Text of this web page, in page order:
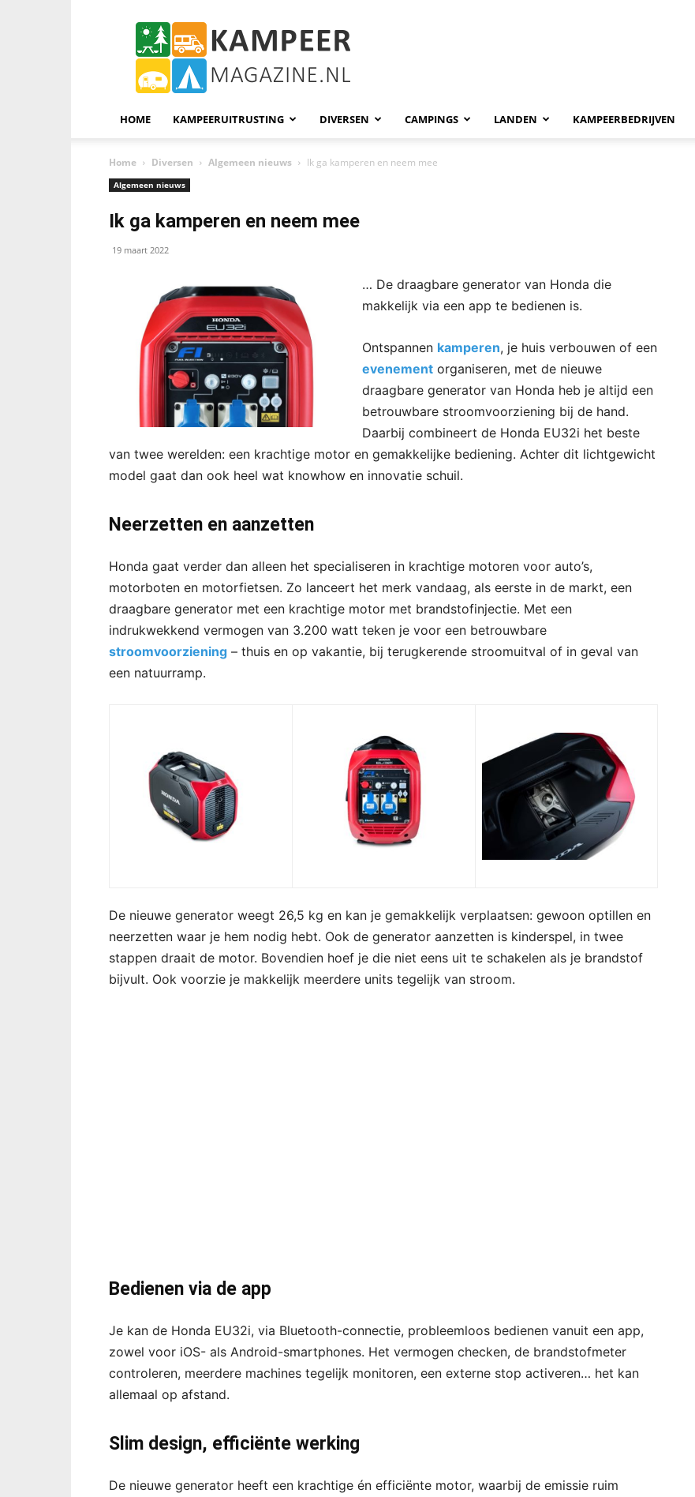
KampeerMagazine
HOME KAMPEERUITRUSTING DIVERSEN CAMPINGS LANDEN KAMPEERBEDRIJVEN
Home Diversen Algemeen nieuws Ik ga kamperen en neem mee
Algemeen nieuws
Ik ga kamperen en neem mee
19 maart 2022
… De draagbare generator van Honda die
makkelijk via een app te bedienen is.
Ontspannen kamperen, je huis verbouwen of een
evenement organiseren, met de nieuwe
draagbare generator van Honda heb je altijd een
betrouwbare stroomvoorziening bij de hand.
Daarbij combineert de Honda EU32i het beste
van twee werelden: een krachtige motor en gemakkelijke bediening. Achter dit lichtgewicht
model gaat dan ook heel wat knowhow en innovatie schuil.
Neerzetten en aanzetten
Honda gaat verder dan alleen het specialiseren in krachtige motoren voor auto’s,
motorboten en motorfietsen. Zo lanceert het merk vandaag, als eerste in de markt, een
draagbare generator met een krachtige motor met brandstofinjectie. Met een
indrukwekkend vermogen van 3.200 watt teken je voor een betrouwbare
stroomvoorziening – thuis en op vakantie, bij terugkerende stroomuitval of in geval van
een natuurramp.
De nieuwe generator weegt 26,5 kg en kan je gemakkelijk verplaatsen: gewoon optillen en
neerzetten waar je hem nodig hebt. Ook de generator aanzetten is kinderspel, in twee
stappen draait de motor. Bovendien hoef je die niet eens uit te schakelen als je brandstof
bijvult. Ook voorzie je makkelijk meerdere units tegelijk van stroom.
Bedienen via de app
Je kan de Honda EU32i, via Bluetooth-connectie, probleemloos bedienen vanuit een app,
zowel voor iOS- als Android-smartphones. Het vermogen checken, de brandstofmeter
controleren, meerdere machines tegelijk monitoren, een externe stop activeren… het kan
allemaal op afstand.
Slim design, efficiënte werking
De nieuwe generator heeft een krachtige én efficiënte motor, waarbij de emissie ruim